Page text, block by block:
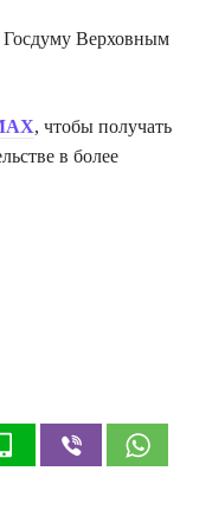
Госдуму Верховным
, чтобы получать
в более